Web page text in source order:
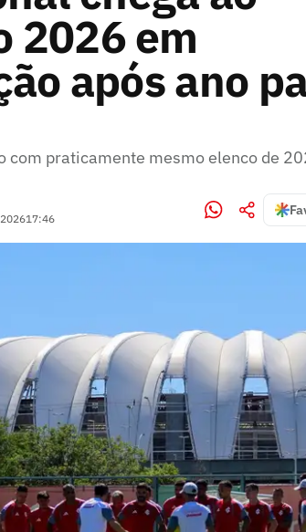
2026 em
após ano
com praticamente mesmo elenco de
17:46